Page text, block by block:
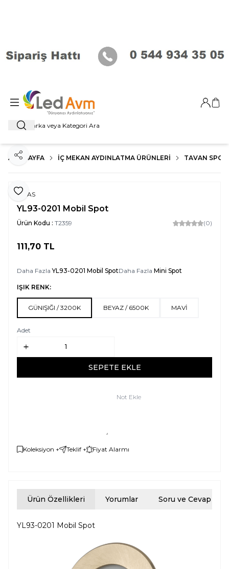
Ara
Giriş
ANA SAYFA İÇ MEKAN AYDINLATMA ÜRÜNLERI TAVAN SPOT
Favoriye Ekle
Paylaş
NOAS
YL93-0201 Mobil Spot
Ürün Kodu : T2359 (0)
111,70 TL
Daha FazlaYL93-0201 Mobil SpotDaha Fazla Mini Spot
IŞIK RENK:
GÜNIŞIĞI / 3200K BEYAZ / 6500K MAVİ
Adet
SEPETE EKLE
Not Ekle
Koleksiyon + Teklif + Fiyat Alarmı
Ürün Özellikleri Yorumlar Soru ve Cevap
YL93-0201 Mobil Spot